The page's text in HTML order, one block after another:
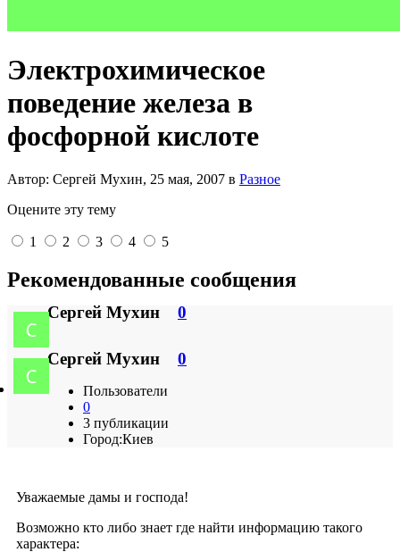
Электрохимическое
поведение железа в
фосфорной кислоте
Автор: Сергей Мухин, 25 мая, 2007 в Разное
Оцените эту тему
1 2 3 4 5
Рекомендованные сообщения
Сергей Мухин 0
Сергей Мухин 0
Пользователи
0
3 публикации
Город:Киев
Уважаемые дамы и господа!
Возможно кто либо знает где найти информацию такого
характера: